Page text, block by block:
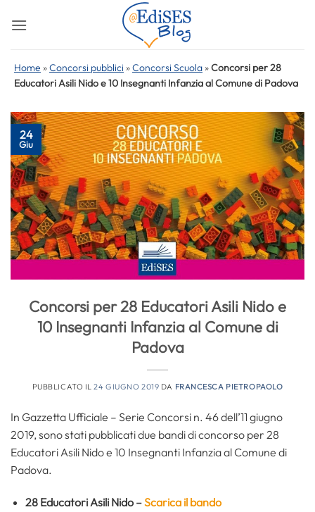
Home »Concorsi pubblici »Concorsi Scuola »Concorsi per 28
Educatori Asili Nido e 10 Insegnanti Infanzia al Comune di Padova
24
Giu
Concorsi per 28 Educatori Asili Nido e
10 Insegnanti Infanzia al Comune di
Padova
PUBBLICATO IL24 GIUGNO 2019 DA FRANCESCA PIETROPAOLO
In Gazzetta Ufficiale – Serie Concorsi n. 46 dell’11 giugno
2019, sono stati pubblicati due bandi di concorso per 28
Educatori Asili Nido e 10 Insegnanti Infanzia al Comune di
Padova.
28 Educatori Asili Nido –Scarica il bando